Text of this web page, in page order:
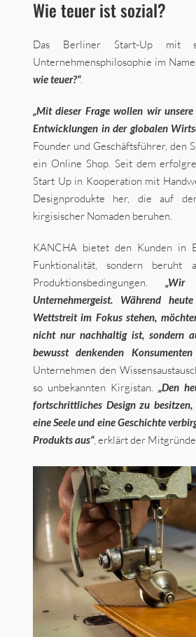
Wie teuer ist sozial?
Das Berliner Start-Up mit
Unternehmensphilosophie im
wie teuer?“.
„Mit dieser Frage wollen wir
Entwicklungen in der globalen
Founder und Geschäftsführer, den
ein Online Shop. Seit dem
Start Up in Kooperation mit
Designprodukte her, die auf
kirgisischer Nomaden beruhen.
KANCHA bietet den Kunden in
Funktionalität, sondern
Produktionsbedingungen.„Wir
Unternehmergeist. Während
Wettstreit im Fokus stehen,
nicht nur nachhaltig ist, sondern
bewusst denkenden Konsumenten
Unternehmen den
so unbekannten Kirgistan. „Den
fortschrittliches Design zu
eine Seele und eine Geschichte
Produkts aus“, erklärt der